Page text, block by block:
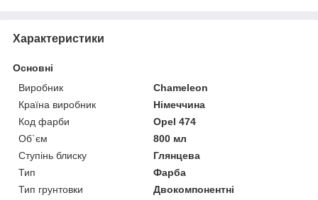
Характеристики
Основні
Виробник
Chameleon
Країна виробник
Німеччина
Код фарби
Opel 474
Об`єм
800 мл
Ступінь блиску
Глянцева
Тип
Фарба
Тип грунтовки
Двокомпонентні